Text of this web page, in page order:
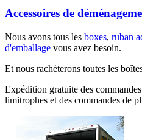
Accessoires de
Nous avons tous les boxes, ruban
d'emballage vous avez besoin.
Et nous rachèterons toutes les
Expédition gratuite des
limitrophes et des commandes de